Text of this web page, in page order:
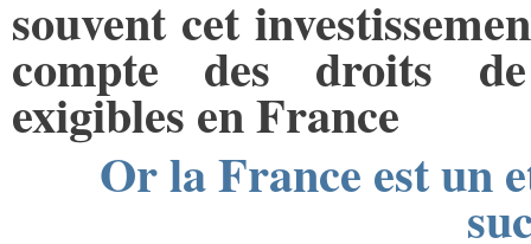
souvent cet
compte des droits de
exigibles en France
Or la France est un